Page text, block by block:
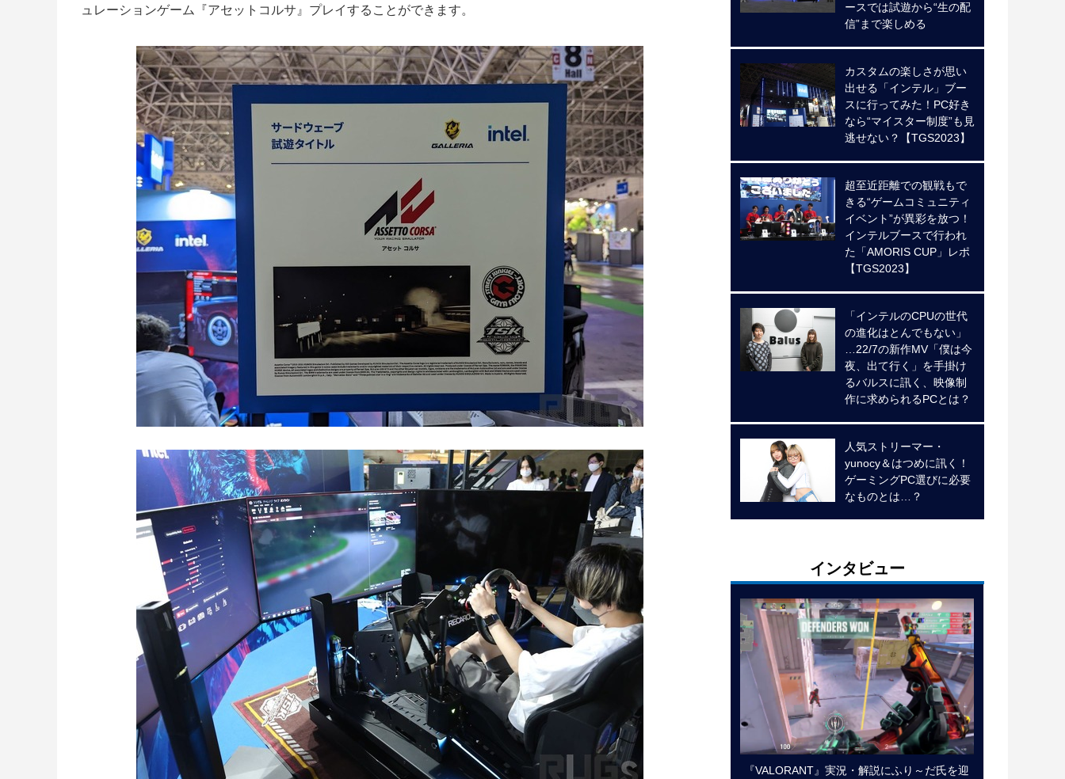
ュレーションゲーム『アセットコルサ』プレイすることができます。
ースでは試遊から“生の配
信”まで楽しめる
カスタムの楽しさが思い
出せる「インテル」ブー
スに行ってみた！PC好き
なら“マイスター制度”も見
逃せない？【TGS2023】
超至近距離での観戦もで
きる“ゲームコミュニティ
イベント”が異彩を放つ！
インテルブースで行われ
た「AMORIS CUP」レポ
【TGS2023】
「インテルのCPUの世代
の進化はとんでもない」
…22/7の新作MV「僕は今
夜、出て行く」を手掛け
るバルスに訊く、映像制
作に求められるPCとは？
人気ストリーマー・
yunocy＆はつめに訊く！
ゲーミングPC選びに必要
なものとは…？
インタビュー
『VALORANT』実況・解説にふり～だ氏を迎